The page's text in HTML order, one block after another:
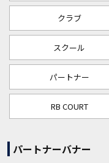
クラブ
スクール
パートナー
RB COURT
パートナーバナー